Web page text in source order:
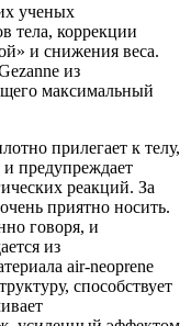
ученых
тела, коррекции
и снижения веса.
из
максимальный
прилегает к телу,
предупреждает
реакций. За
приятно носить.
говоря, и
из
air-neoprene
способствует